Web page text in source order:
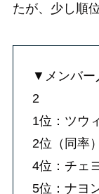
たが、少し順
▼メンバー
2
1位：ツウ
2位（同率
4位：チェ
5位：ナヨ